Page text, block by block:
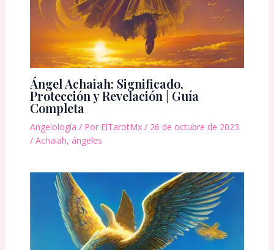
Ángel Achaiah: Significado,
Protección y Revelación | Guía
Completa
Angelología / Por ElTarotMx / 26 de octubre de 2023
/ Achaiah, ángeles